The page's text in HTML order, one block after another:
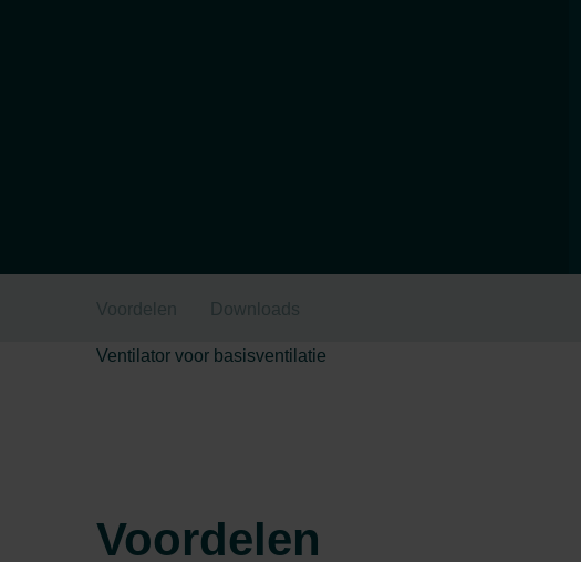
Voordelen Downloads
Ventilator voor basisventilatie
Voordelen